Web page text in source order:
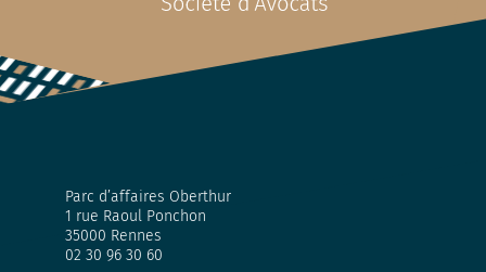
Parc d’affaires Oberthur
1 rue Raoul Ponchon
35000 Rennes
02 30 96 30 60